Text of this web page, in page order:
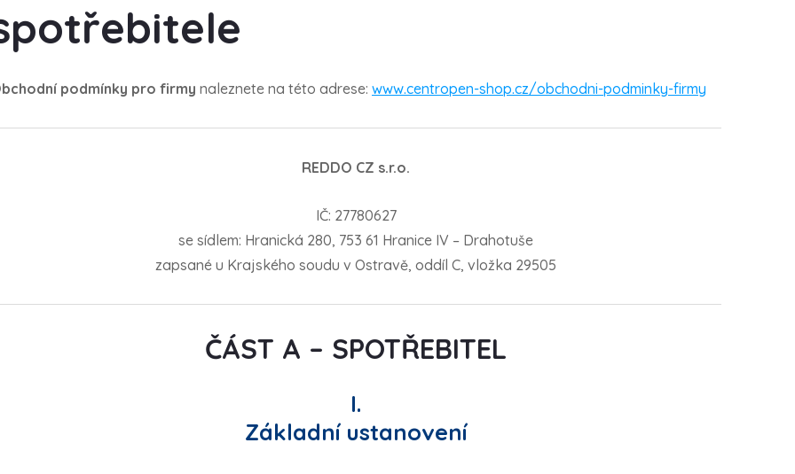
podmínky pro firmy naleznete na této adrese: www.centropen-shop.cz/obchodni-podminky-firmy
REDDO CZ s.r.o.
IČ: 27780627
se sídlem: Hranická 280, 753 61 Hranice IV – Drahotuše
zapsané u Krajského soudu v Ostravě, oddíl C, vložka 29505
ČÁST A – SPOTŘEBITEL
I.
Základní ustanovení